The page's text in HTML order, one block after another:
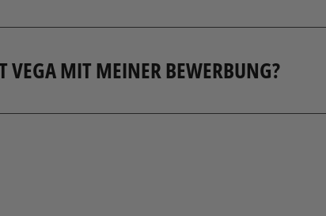
Anschreiben, Lebenslauf und Zeugnisse